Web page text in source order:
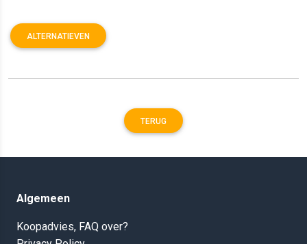
ALTERNATIEVEN
TERUG
Algemeen
Koopadvies, FAQ over?